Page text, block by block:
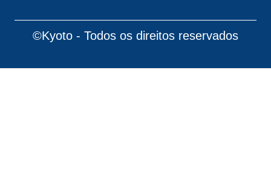
©Kyoto - Todos os direitos reservados